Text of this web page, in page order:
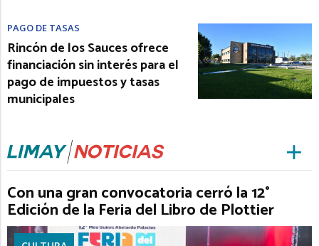
PAGO DE TASAS
Rincón de los Sauces ofrece
financiación sin interés para el
pago de impuestos y tasas
municipales
Con una gran convocatoria cerró la 12°
Edición de la Feria del Libro de Plottier